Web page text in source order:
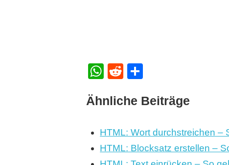
WhatsApp
Reddit
Ähnliche Beiträge
HTML: Wort durchstreichen –
HTML: Blocksatz erstellen –